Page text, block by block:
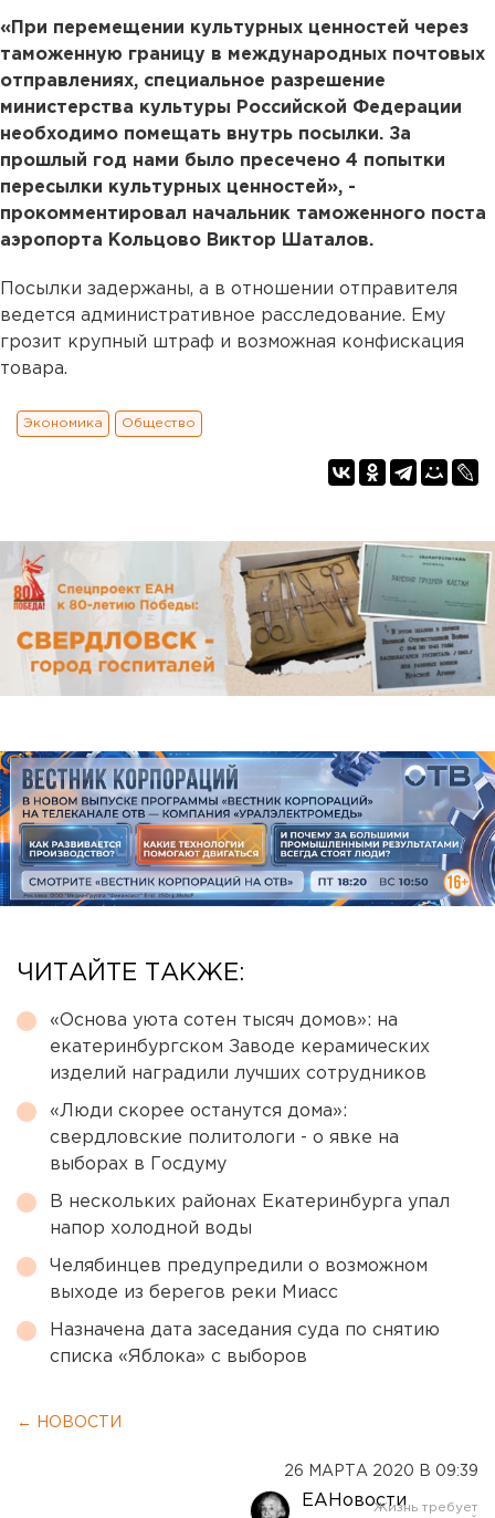
«При перемещении культурных ценностей через
таможенную границу в международных почтовых
отправлениях, специальное разрешение
министерства культуры Российской Федерации
необходимо помещать внутрь посылки. За
прошлый год нами было пресечено 4 попытки
пересылки культурных ценностей», -
прокомментировал начальник таможенного поста
аэропорта Кольцово Виктор Шаталов.
Посылки задержаны, а в отношении отправителя
ведется административное расследование. Ему
грозит крупный штраф и возможная конфискация
товара.
Экономика Общество
ЧИТАЙТЕ ТАКЖЕ:
«Основа уюта сотен тысяч домов»: на
екатеринбургском Заводе керамических
изделий наградили лучших сотрудников
«Люди скорее останутся дома»:
свердловские политологи - о явке на
выборах в Госдуму
В нескольких районах Екатеринбурга упал
напор холодной воды
Челябинцев предупредили о возможном
выходе из берегов реки Миасс
Назначена дата заседания суда по снятию
списка «Яблока» с выборов
← НОВОСТИ
26 МАРТА 2020 В 09:39
ЕАНовости